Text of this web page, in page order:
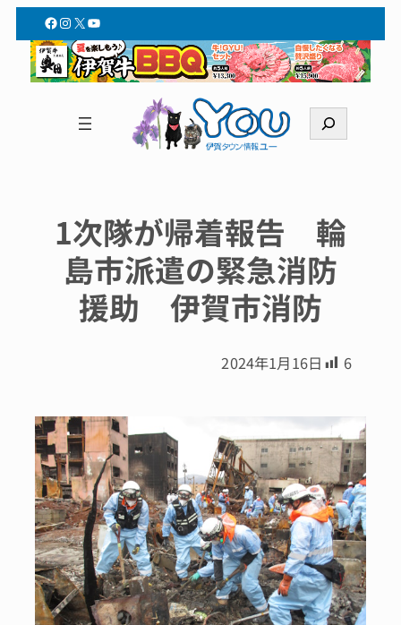
Facebook
Instagram
X YouTube
索
1次隊が帰着報告 輪
島市派遣の緊急消防
援助 伊賀市消防
2024年1月16日 6